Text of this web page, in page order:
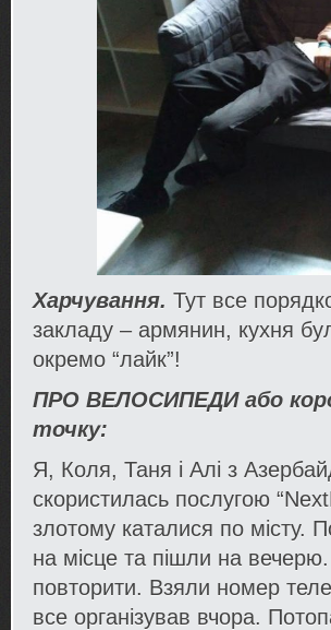
Харчування. Тут все
закладу – армянин, кухня
окремо “лайк”!
ПРО ВЕЛОСИПЕДИ або
точку:
Я, Коля, Таня і Алі з
скористилась послугою
злотому каталися по місту.
на місце та пішли на
повторити. Взяли номер
все організував вчора.